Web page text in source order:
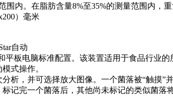
围内。在脂肪含量8%至35%的测量范围内，
）毫米
自动
平板电脑标准配置。该装置适用于食品行业
式操作。
析，并可选择放大图像。一个菌落被“触摸”
记完一个菌落后，其他尚未标记的类似菌落